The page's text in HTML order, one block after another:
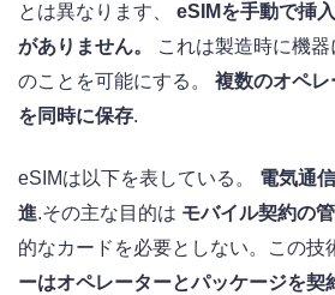
とは異なります、 eSIMを手動で挿
がありません。
これは製造時に機
のことを可能にする。 複数のオペ
を同時に保存.
eSIMは以下を表している。 電気通
進.その主な目的は モバイル契約の
的なカードを必要としない。この技
ーはオペレーターとパッケージを契